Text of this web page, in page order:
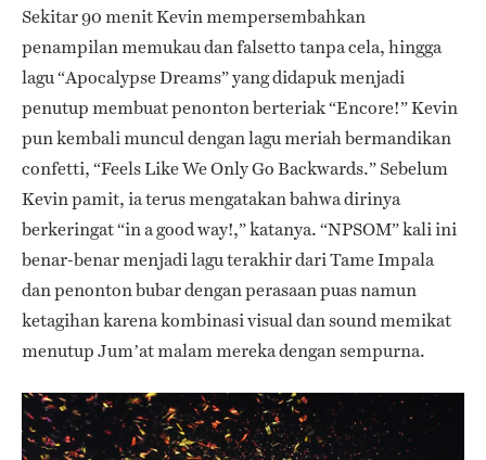
Sekitar 90 menit Kevin mempersembahkan
penampilan memukau dan falsetto tanpa cela, hingga
lagu “Apocalypse Dreams” yang didapuk menjadi
penutup membuat penonton berteriak “Encore!” Kevin
pun kembali muncul dengan lagu meriah bermandikan
confetti, “Feels Like We Only Go Backwards.” Sebelum
Kevin pamit, ia terus mengatakan bahwa dirinya
berkeringat “in a good way!,” katanya. “NPSOM” kali ini
benar-benar menjadi lagu terakhir dari Tame Impala
dan penonton bubar dengan perasaan puas namun
ketagihan karena kombinasi visual dan sound memikat
menutup Jum’at malam mereka dengan sempurna.